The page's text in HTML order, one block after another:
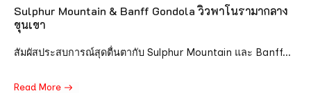
Sulphur Mountain & Banff Gondola วิวพาโนรามากลาง
ขุนเขา
สัมผัสประสบการณ์สุดตื่นตากับ Sulphur Mountain และ Banff...
Read More